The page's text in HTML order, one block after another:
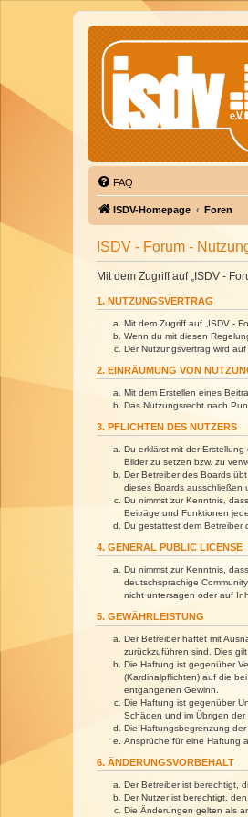
FAQ
ISDV-Homepage Foren
ISDV - Forum -
Mit dem Zugriff auf „ISDV -
1. NUTZUNGSVERTRAG
Mit dem Zugriff auf „ISDV -
Wenn du mit diesen
Der Nutzungsvertrag wird
2. EINRÄUMUNG VON
Mit dem Erstellen eines
Das Nutzungsrecht nach
3. PFLICHTEN DES NUTZERS
Du erklärst mit der
Bilder zu setzen bzw. zu
Der Betreiber des Boards
dieses Boards ausschließen
Du nimmst zur Kenntnis,
Beiträge und Funktionen
Du gestattest dem Betreiber
4. GENERAL PUBLIC LICENSE
Du nimmst zur Kenntnis,
deutschsprachige
nicht untersagen oder auf
5. GEWÄHRLEISTUNG
Der Betreiber haftet mit
zurückzuführen sind. Dies
Die Haftung ist gegenüber
(Kardinalpflichten) auf die
entgangenen Gewinn.
Die Haftung ist gegenüber
Schäden und im Übrigen
Die Haftungsbegrenzung
Ansprüche für eine Haftung
6. ÄNDERUNGSVORBEHALT
Der Betreiber ist berechtigt,
Der Nutzer ist berechtigt,
Die Änderungen gelten als